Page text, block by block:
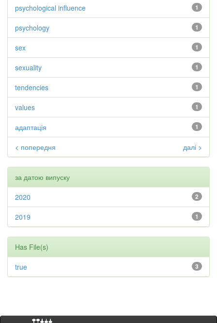
1
psychological influence
1
psychology
1
sex
1
sexuality
1
tendencies
1
values
1
адаптація
< попередня далі >
за датою випуску
2
2020
1
2019
Has File(s)
3
true